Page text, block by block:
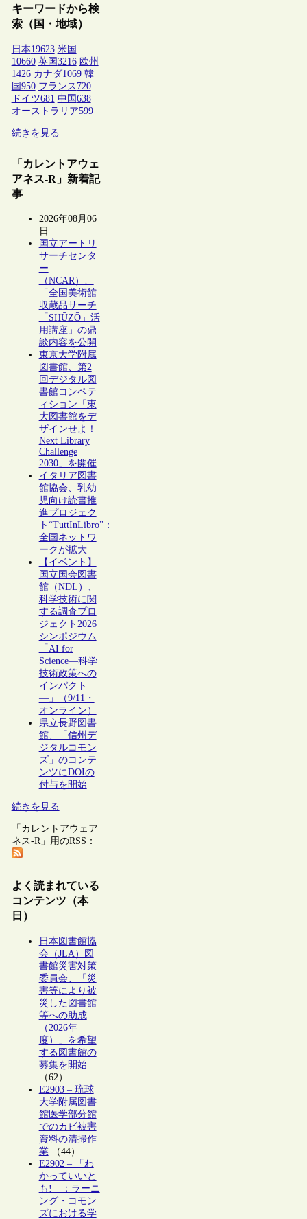
キーワードから検
索（国・地域）
日本19623 米国
10660 英国3216 欧州
1426 カナダ1069 韓
国950 フランス 720
ドイツ681 中国638
オーストラリア599
続きを見る
「カレントアウェ
アネス-R」新着記
事
2026年08月06
日
国立アートリ
サーチセンタ
ー
（NCAR）、
「全国美術館
収蔵品サーチ
「SHŪZŌ」活
用講座」の鼎
談内容を公開
東京大学附属
図書館、第2
回デジタル図
書館コンペテ
ィション「東
大図書館をデ
ザインせよ！
Next Library
Challenge
2030」を開催
イタリア図書
館協会、乳幼
児向け読書推
進プロジェク
ト“TuttInLibro”：
全国ネットワ
ークが拡大
【イベント】
国立国会図書
館（NDL）、
科学技術に関
する調査プロ
ジェクト2026
シンポジウム
「AI for
Science―科学
技術政策への
インパクト
―」（9/11・
オンライン）
県立長野図書
館、「信州デ
ジタルコモン
ズ」のコンテ
ンツにDOIの
付与を開始
続きを見る
「カレントアウェア
ネス-R」用のRSS：
よく読まれている
コンテンツ（本
日）
日本図書館協
会（JLA）図
書館災害対策
委員会、「災
害等により被
災した図書館
等への助成
（2026年
度）」を希望
する図書館の
募集を開始
（62）
E2903 – 琉球
大学附属図書
館医学部分館
でのカビ被害
資料の清掃作
業（44）
E2902 – 「わ
かっていいと
も!」：ラーニ
ング・コモン
ズにおける学